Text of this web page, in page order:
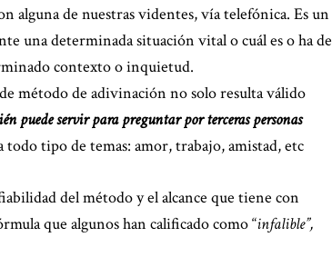
alguna de nuestras videntes, vía telefónica. Es un
una determinada situación vital o cuál es o ha de
contexto o inquietud.
método de adivinación no solo resulta válido
puede servir para preguntar por terceras personas
todo tipo de temas: amor, trabajo, amistad, etc
del método y el alcance que tiene con
que algunos han calificado como “infalible”,